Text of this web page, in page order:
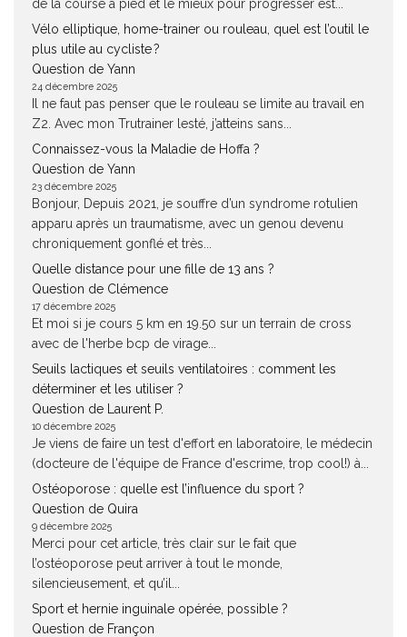
de la course à pied et le mieux pour progresser est...
Vélo elliptique, home-trainer ou rouleau, quel est l’outil le
plus utile au cycliste ?
Question de Yann
24 décembre 2025
Il ne faut pas penser que le rouleau se limite au travail en
Z2. Avec mon Trutrainer lesté, j’atteins sans...
Connaissez-vous la Maladie de Hoffa ?
Question de Yann
23 décembre 2025
Bonjour, Depuis 2021, je souffre d’un syndrome rotulien
apparu après un traumatisme, avec un genou devenu
chroniquement gonflé et très...
Quelle distance pour une fille de 13 ans ?
Question de Clémence
17 décembre 2025
Et moi si je cours 5 km en 19.50 sur un terrain de cross
avec de l'herbe bcp de virage...
Seuils lactiques et seuils ventilatoires : comment les
déterminer et les utiliser ?
Question de Laurent P.
10 décembre 2025
Je viens de faire un test d'effort en laboratoire, le médecin
(docteure de l'équipe de France d'escrime, trop cool!) à...
Ostéoporose : quelle est l’influence du sport ?
Question de Quira
9 décembre 2025
Merci pour cet article, très clair sur le fait que
l’ostéoporose peut arriver à tout le monde,
silencieusement, et qu’il...
Sport et hernie inguinale opérée, possible ?
Question de Françon